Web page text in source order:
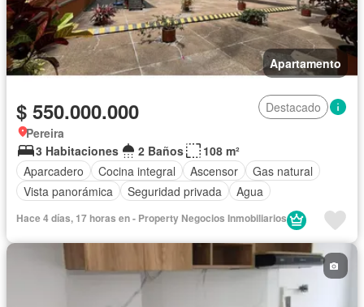
Apartamento
$ 550.000.000
Destacado
Pereira
3 Habitaciones
2 Baños
108 m²
Aparcadero
Cocina integral Ascensor
Gas natural
Vista panorámica
Seguridad privada Agua
Hace 4 días, 17 horas en - Property Negocios Inmobiliarios